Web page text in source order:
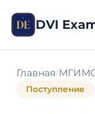
DVI
Главная
Поступление